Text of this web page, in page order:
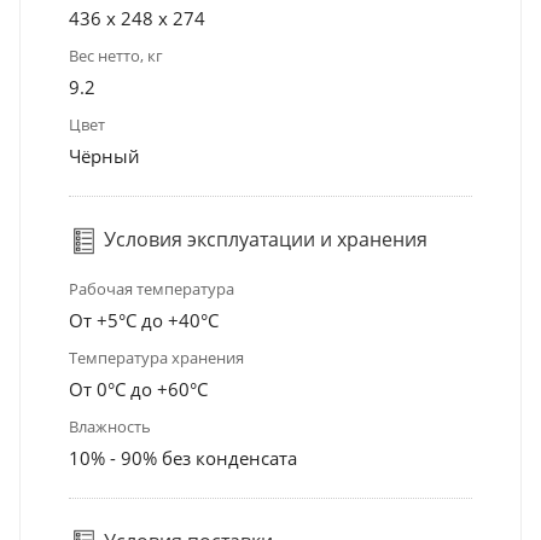
436 x 248 x 274
Вес нетто, кг
9.2
Цвет
Чёрный
Условия эксплуатации и хранения
Рабочая температура
От +5°С до +40°С
Температура хранения
От 0°С до +60°С
Влажность
10% - 90% без конденсата